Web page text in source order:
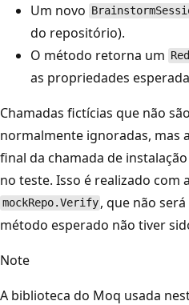
Um novo
do repositório).
O método retorna um
as propriedades
Chamadas fictícias que não
normalmente ignoradas, mas
final da chamada de
no teste. Isso é realizado com
mockRepo.Verify , que não
método esperado não tiver
Note
A biblioteca do Moq usada